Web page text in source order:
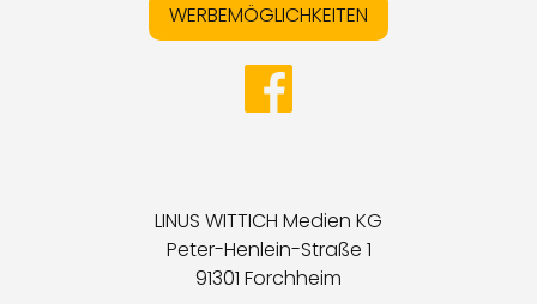
WERBEMÖGLICHKEITEN
LINUS WITTICH Medien KG
Peter-Henlein-Straße 1
91301 Forchheim